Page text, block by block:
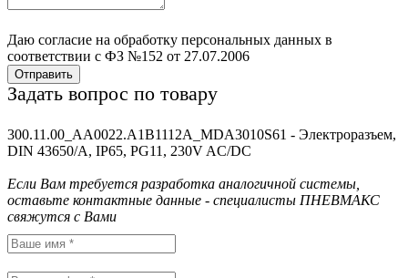
Даю согласие на обработку персональных данных в
соответствии с ФЗ №152 от 27.07.2006
Отправить
Задать вопрос по товару
300.11.00_AA0022.A1B1112A_MDA3010S61 - Электроразъем,
DIN 43650/A, IP65, PG11, 230V AC/DC
Если Вам требуется разработка аналогичной системы,
оставьте контактные данные - специалисты ПНЕВМАКС
свяжутся с Вами